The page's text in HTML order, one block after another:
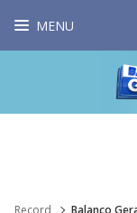
MENU
Record Balanço